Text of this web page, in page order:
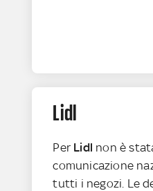
Lidl
Per Lidl non è
comunicazione
tutti i negozi. Le